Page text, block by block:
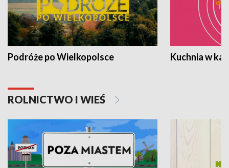
Podróże po Wielkopolsce Kuchnia w
ROLNICTWO I WIEŚ